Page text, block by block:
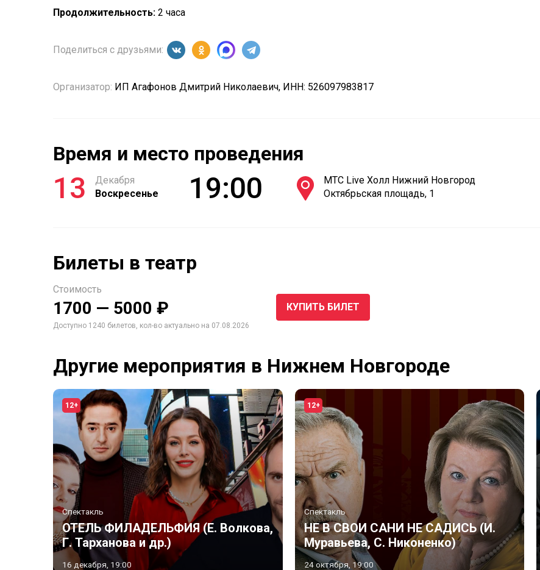
Продолжительность: 2 часа
Поделиться с друзьями:
Организатор: ИП Агафонов Дмитрий Николаевич, ИНН: 526097983817
Время и место проведения
13
Декабря
Воскресенье
19:00
МТС Live Холл Нижний Новгород
Октябрьская площадь, 1
Билеты в театр
Стоимость
1700 — 5000 ₽
Доступно 1240 билетов, кол-во актуально на 07.08.2026
КУПИТЬ БИЛЕТ
Другие мероприятия в Нижнем Новгороде
12+
Спектакль
ОТЕЛЬ ФИЛАДЕЛЬФИЯ (Е. Волкова,
Г. Тарханова и др.)
16 декабря, 19:00
12+
Спектакль
НЕ В СВОИ САНИ НЕ САДИСЬ (И.
Муравьева, С. Никоненко)
24 октября, 19:00